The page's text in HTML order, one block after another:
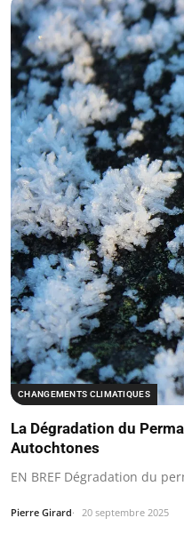
CHANGEMENTS CLIMATIQUES
La Dégradation du
Autochtones
EN BREF Dégradation du
Pierre Girard 20 septembre 2025